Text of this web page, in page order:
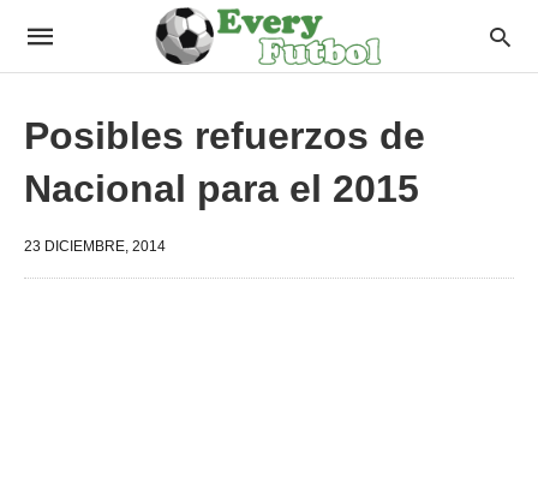
Posibles refuerzos de
Nacional para el 2015
23 DICIEMBRE, 2014